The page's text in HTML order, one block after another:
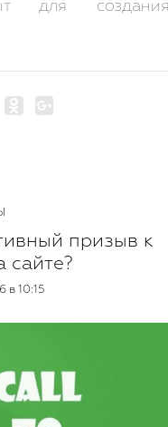
для
призыв к
сайте?
в 10:15